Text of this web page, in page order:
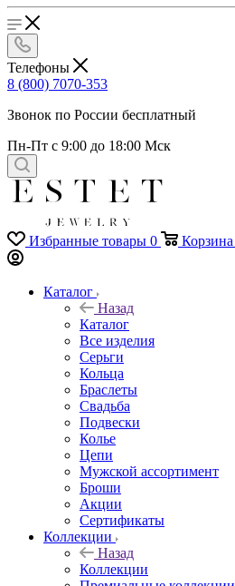
Телефоны
8 (800) 7070-353
Звонок по России бесплатный
Пн-Пт с 9:00 до 18:00 Мск
Избранные товары 0 Корзина
Каталог
Назад
Каталог
Все изделия
Серьги
Кольца
Браслеты
Свадьба
Подвески
Колье
Цепи
Мужской ассортимент
Броши
Акции
Сертификаты
Коллекции
Назад
Коллекции